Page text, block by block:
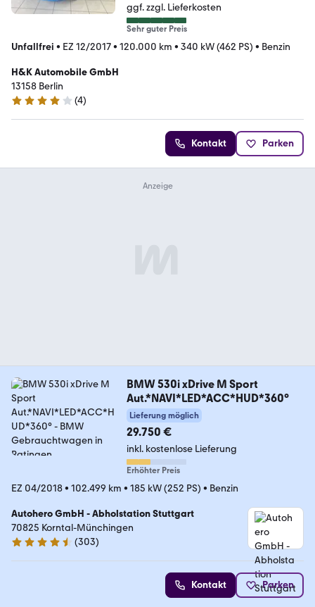
ggf. zzgl. Lieferkosten
Sehr guter Preis
Unfallfrei • EZ 12/2017• 120.000 km • 340 kW (462 PS) • Benzin
H&K Automobile GmbH
13158 Berlin
3.9 Sterne
(4)
Kontakt Parken
BMW 530i xDrive M Sport
Aut.*NAVI*LED*ACC*HUD*360°
Lieferung möglich
29.750 €
inkl. kostenlose Lieferung
Erhöhter Preis
EZ 04/2018• 102.499 km • 185 kW (252 PS) • Benzin
Autohero GmbH - Abholstation Stuttgart
70825 Korntal-Münchingen
4.4 Sterne
(303)
Kontakt Parken